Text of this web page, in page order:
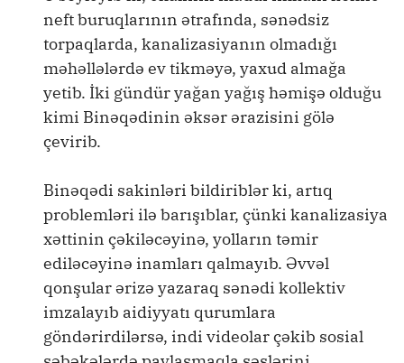
neft buruqlarının ətrafında, sənədsiz
torpaqlarda, kanalizasiyanın olmadığı
məhəllələrdə ev tikməyə, yaxud almağa
yetib. İki gündür yağan yağış həmişə olduğu
kimi Binəqədinin əksər ərazisini gölə
çevirib.
Binəqədi sakinləri bildiriblər ki, artıq
problemləri ilə barışıblar, çünki kanalizasiya
xəttinin çəkiləcəyinə, yolların təmir
ediləcəyinə inamları qalmayıb. Əvvəl
qonşular ərizə yazaraq sənədi kollektiv
imzalayıb aidiyyatı qurumlara
göndərirdilərsə, indi videolar çəkib sosial